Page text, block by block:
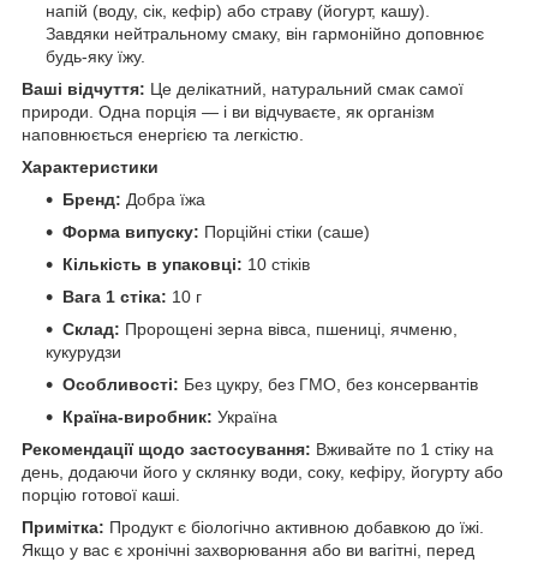
напій (воду, сік, кефір) або страву (йогурт, кашу).
Завдяки нейтральному смаку, він гармонійно доповнює
будь-яку їжу.
Ваші відчуття: Це делікатний, натуральний смак самої
природи. Одна порція — і ви відчуваєте, як організм
наповнюється енергією та легкістю.
Характеристики
Бренд: Добра їжа
Форма випуску: Порційні стіки (саше)
Кількість в упаковці: 10 стіків
Вага 1 стіка: 10 г
Склад: Пророщені зерна вівса, пшениці, ячменю,
кукурудзи
Особливості: Без цукру, без ГМО, без консервантів
Країна-виробник: Україна
Рекомендації щодо застосування: Вживайте по 1 стіку на
день, додаючи його у склянку води, соку, кефіру, йогурту або
порцію готової каші.
Примітка: Продукт є біологічно активною добавкою до їжі.
Якщо у вас є хронічні захворювання або ви вагітні, перед